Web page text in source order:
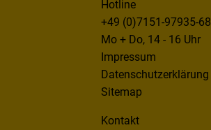
Hotline
+49 (0)7151-97935-68
Mo + Do, 14 - 16 Uhr
Impressum
Datenschutzerklärung
Sitemap
Kontakt